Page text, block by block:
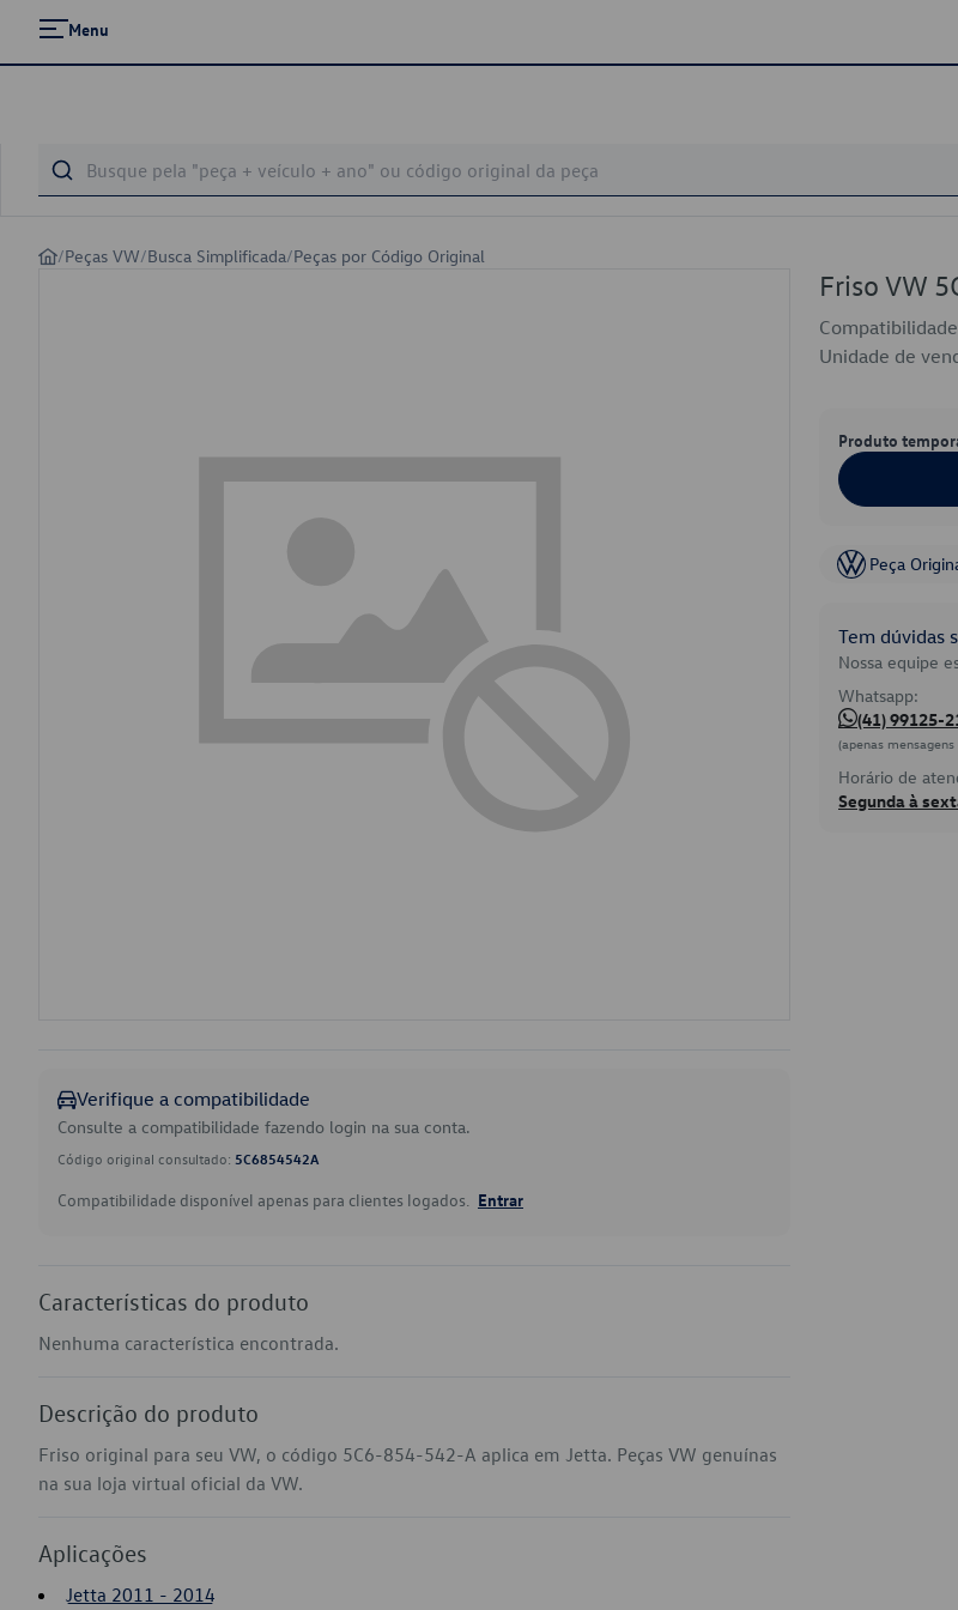
Menu
/Peças VW/Busca Simplificada/Peças por Código Original
Verifique a compatibilidade
Consulte a compatibilidade fazendo login na sua conta.
Código original consultado: 5C6854542A
Compatibilidade disponível apenas para clientes logados. Entrar
Características do produto
Nenhuma característica encontrada.
Descrição do produto
Friso original para seu VW, o código 5C6-854-542-A aplica em Jetta. Peças VW genuínas
na sua loja virtual oficial da VW.
Aplicações
Jetta 2011 - 2014
Friso VW
Unidade de
Produto
Peça
Tem dúvidas
Nossa equipe
Whatsapp:
(41) 99125-
(apenas
Horário de
Segunda à